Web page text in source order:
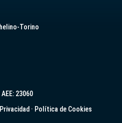
Torino
AEE: 23060
· Política de Cookies